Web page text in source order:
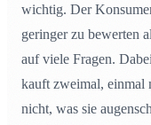
wichtig. Der
geringer zu bewerten
auf viele Fragen.
kauft zweimal, einmal
nicht, was sie